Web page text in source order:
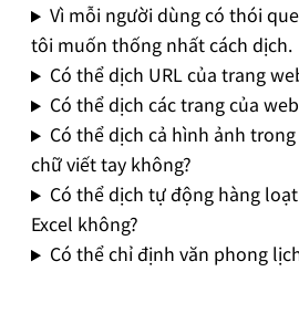
Vì mỗi người dùng có thói
tôi muốn thống nhất cách dịch.
Có thể dịch URL của trang
Có thể dịch các trang của
Có thể dịch cả hình ảnh trong
chữ viết tay không?
Có thể dịch tự động hàng
Excel không?
Có thể chỉ định văn phong